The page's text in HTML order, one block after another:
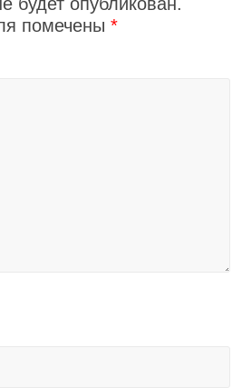
помечены*